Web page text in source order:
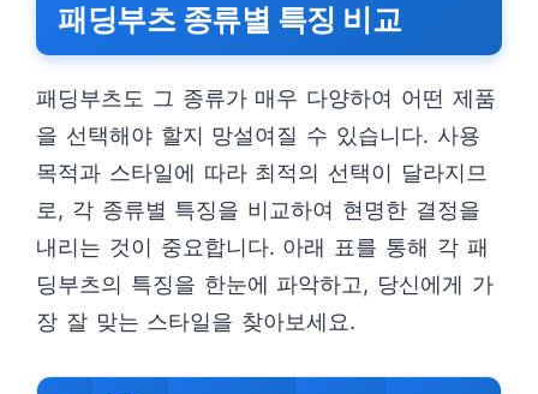
패딩부츠 종류별 특징 비교
패딩부츠도 그 종류가 매우 다양하여 어떤 제품
을 선택해야 할지 망설여질 수 있습니다. 사용
목적과 스타일에 따라 최적의 선택이 달라지므
로, 각 종류별 특징을 비교하여 현명한 결정을
내리는 것이 중요합니다. 아래 표를 통해 각 패
딩부츠의 특징을 한눈에 파악하고, 당신에게 가
장 잘 맞는 스타일을 찾아보세요.